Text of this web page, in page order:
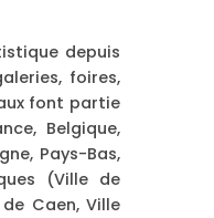
depuis
foires,
font partie
Belgique,
Pays-Bas,
(Ville de
de Caen, Ville